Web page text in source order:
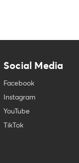
Social Media
Facebook
Instagram
YouTube
TikTok